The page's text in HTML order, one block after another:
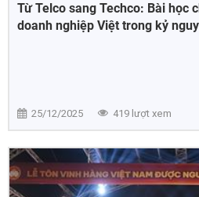
Từ Telco sang Techco: Bài học
doanh nghiệp Việt trong kỷ
25/12/2025 419 lượt xem